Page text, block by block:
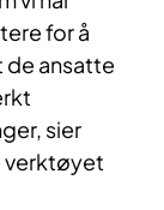
for å
de ansatte
sier
verktøyet